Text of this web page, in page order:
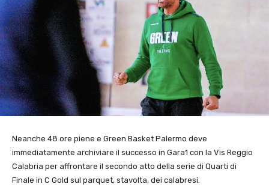
Neanche 48 ore piene e Green Basket Palermo deve
immediatamente archiviare il successo in Gara1 con la Vis Reggio
Calabria per affrontare il secondo atto della serie di Quarti di
Finale in C Gold sul parquet, stavolta, dei calabresi.